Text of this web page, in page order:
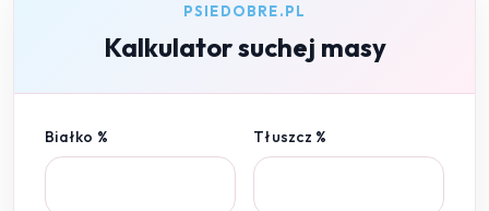
PSIEDOBRE.PL
Kalkulator suchej masy
Białko % Tłuszcz %